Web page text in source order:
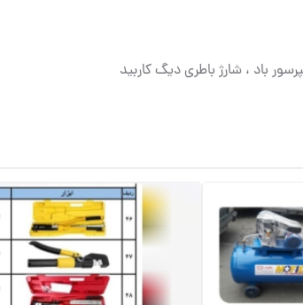
، شارژ باطری دیگ کاربید